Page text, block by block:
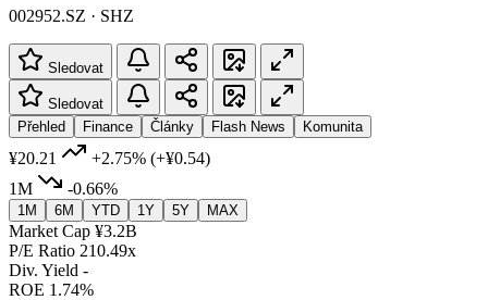
002952.SZ · SHZ
Sledovat
Sledovat
Přehled
Finance Články Flash News Komunita
¥20.21 +2.75% (+¥0.54)
1M
-0.66%
1M 6M YTD 1Y 5Y MAX
Market Cap ¥3.2B
P/E Ratio 210.49x
Div. Yield -
ROE 1.74%